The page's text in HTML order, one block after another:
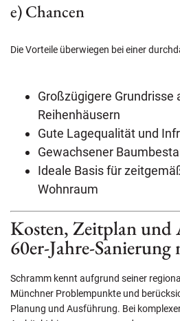
e) Chancen
Die Vorteile überwiegen bei einer
Großzügigere Grundrisse
Reihenhäusern
Gute Lagequalität und
Gewachsener
Ideale Basis für
Wohnraum
Kosten, Zeitplan und
60er-Jahre-
Schramm kennt aufgrund seiner
Münchner Problempunkte und
Planung und Ausführung. Bei